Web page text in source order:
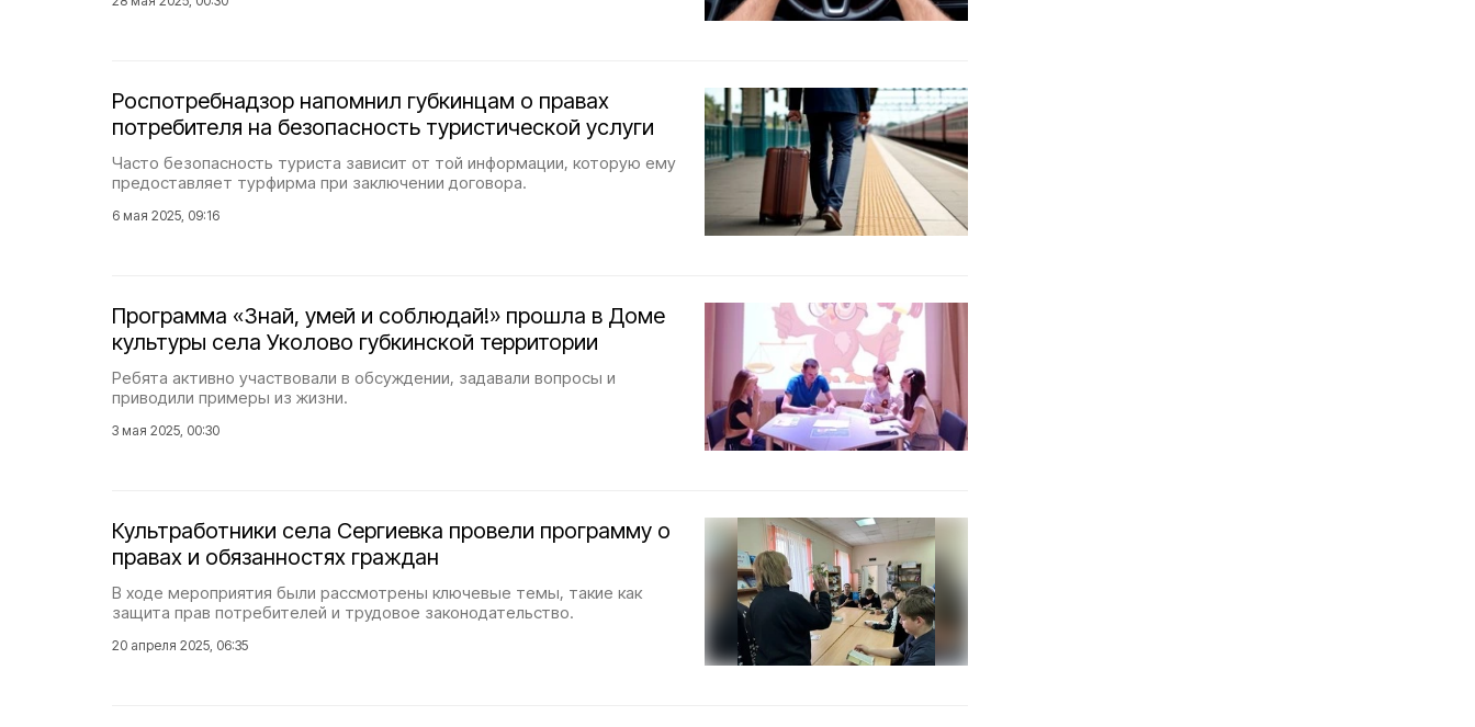
Роспотребнадзор напомнил губкинцам о правах
потребителя на безопасность туристической услуги
Часто безопасность туриста зависит от той информации, которую ему
предоставляет турфирма при заключении договора.
6 мая 2025, 09:16
Программа «Знай, умей и соблюдай!» прошла в Доме
культуры села Уколово губкинской территории
Ребята активно участвовали в обсуждении, задавали вопросы и
приводили примеры из жизни.
3 мая 2025, 00:30
Культработники села Сергиевка провели программу о
правах и обязанностях граждан
В ходе мероприятия были рассмотрены ключевые темы, такие как
защита прав потребителей и трудовое законодательство.
20 апреля 2025, 06:35